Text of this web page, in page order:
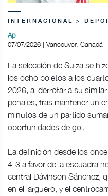
INTERNACIONAL >
Ap
07/07/2026 | Vancouver, Canadá
La selección de Suiza se
los ocho boletos a los
2026, al derrotar a su
penales, tras mantener un
minutos de un partido
oportunidades de gol.
La definición desde los
4-3 a favor de la escuadra
central Dávinson Sánchez,
en el larguero, y el